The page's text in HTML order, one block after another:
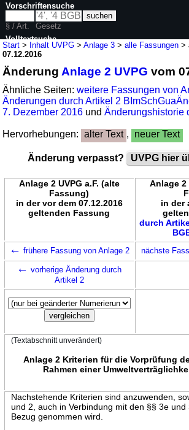
Start > Inhalt UVPG >Anlage 3 >alle Fassungen >
07.12.2016
Änderung Anlage 2 UVPG vom
Ähnliche Seiten:weitere Fassungen von
Änderungen durch Artikel 2
7. Dezember 2016 undÄnderungshistorie
Hervorhebungen: alter Text , neuer Text
Änderung verpasst? UVPG hier
Anlage 2 UVPG a.F. (alte
Fassung)
in der vor dem 07.12.2016
geltenden Fassung
Anlage 2
in der
durch
← frühere Fassung von Anlage 2 nächste
← vorherige Änderung durch
Artikel 2
(Textabschnitt unverändert)
Anlage 2 Kriterien für die Vorprüfung
Rahmen einer
Nachstehende Kriterien sind anzuwenden,
und 2, auch in Verbindung mit den §§ 3e und
Bezug genommen wird.
Vorschriftensuche
§ / Art.
Gesetz
Volltextsuche